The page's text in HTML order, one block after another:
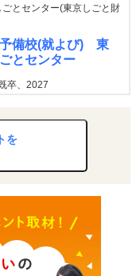
ごとセンター(東京しごと財
備校(就よび) 東
とセンター
卒、2027
を